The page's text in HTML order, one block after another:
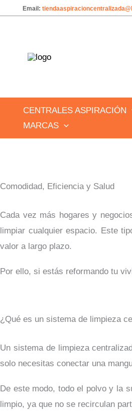
Email:
CENTRALES ASPIRACIÓN
MARCAS
Comodidad, Eficiencia y Salud
Cada vez más hogares y
limpiar cualquier espacio. Este
valor a largo plazo.
Por ello, si estás reformando tu
¿Qué es un sistema de limpieza
Un sistema de limpieza
solo necesitas conectar una
De este modo, todo el polvo y la
limpio, ya que no se recirculan